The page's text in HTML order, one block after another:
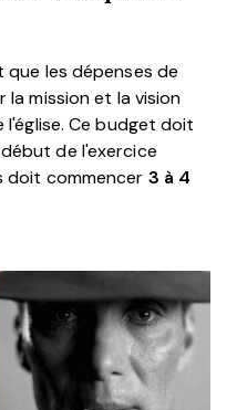
que les dépenses de
la mission et la vision
Ce budget doit
de l'exercice
doit commencer 3 à 4